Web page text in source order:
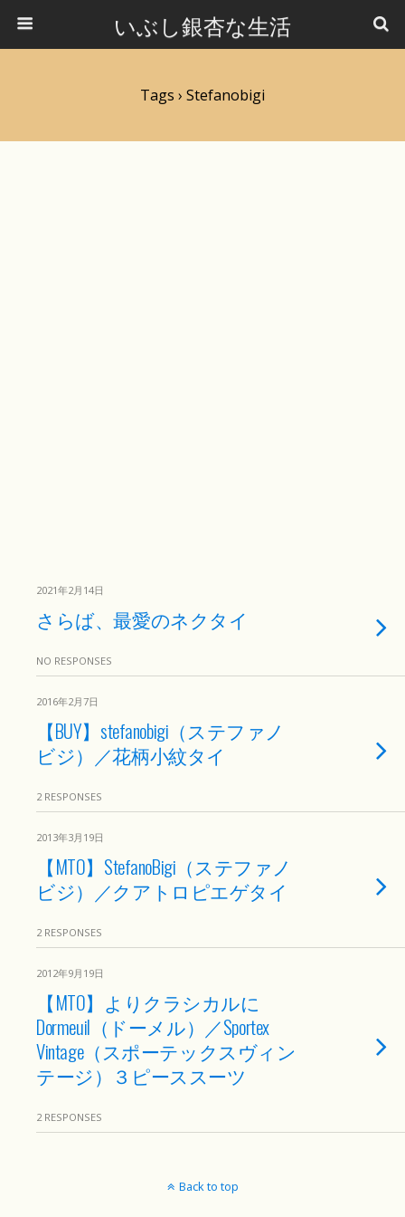
いぶし銀杏な生活
Tags › Stefanobigi
2021年2月14日
さらば、最愛のネクタイ
NO RESPONSES
2016年2月7日
【BUY】stefanobigi（ステファノ
ビジ）／花柄小紋タイ
2 RESPONSES
2013年3月19日
【MTO】StefanoBigi（ステファノ
ビジ）／クアトロピエゲタイ
2 RESPONSES
2012年9月19日
【MTO】よりクラシカルに
Dormeuil（ドーメル）／Sportex
Vintage（スポーテックスヴィン
テージ）３ピーススーツ
2 RESPONSES
Back to top